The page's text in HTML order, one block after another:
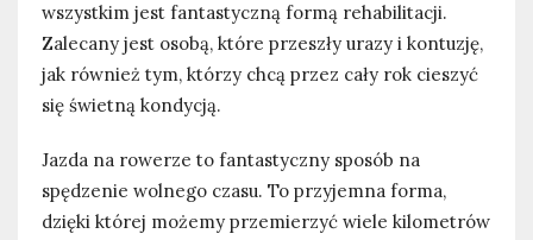
wszystkim jest fantastyczną formą rehabilitacji.
Zalecany jest osobą, które przeszły urazy i kontuzję,
jak również tym, którzy chcą przez cały rok cieszyć
się świetną kondycją.
Jazda na rowerze to fantastyczny sposób na
spędzenie wolnego czasu. To przyjemna forma,
dzięki której możemy przemierzyć wiele kilometrów